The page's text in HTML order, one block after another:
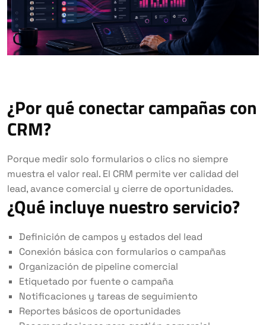
¿Por qué conectar campañas con
CRM?
Porque medir solo formularios o clics no siempre
muestra el valor real. El CRM permite ver calidad del
lead, avance comercial y cierre de oportunidades.
¿Qué incluye nuestro servicio?
Definición de campos y estados del lead
Conexión básica con formularios o campañas
Organización de pipeline comercial
Etiquetado por fuente o campaña
Notificaciones y tareas de seguimiento
Reportes básicos de oportunidades